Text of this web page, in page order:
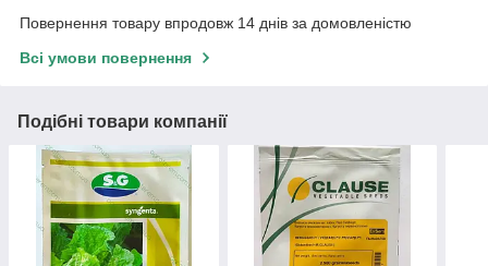
Повернення товару впродовж 14 днів за домовленістю
Всі умови повернення
Подібні товари компанії